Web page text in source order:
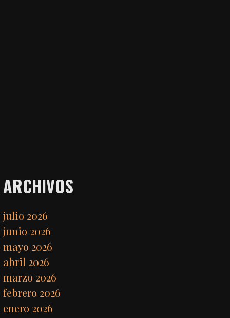
ARCHIVOS
julio 2026
junio 2026
mayo 2026
abril 2026
marzo 2026
febrero 2026
enero 2026